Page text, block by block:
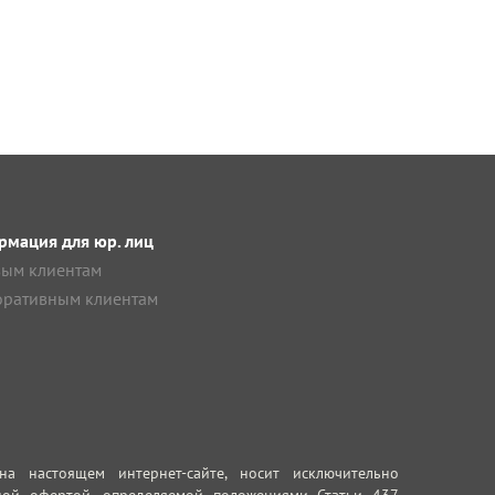
для юр. лиц
клиентам
клиентам
интернет-сайте, носит исключительно